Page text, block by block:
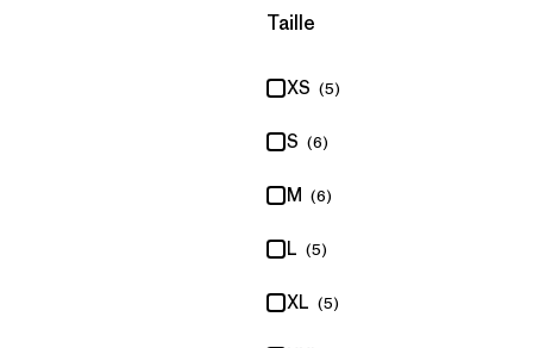
Filtrer par
Taille
XS (5)
S (6)
M (6)
L (5)
XL (5)